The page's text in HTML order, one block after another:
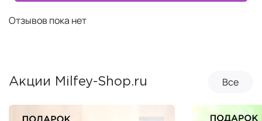
Отзывов пока нет
Акции Milfey-Shop.ru Все